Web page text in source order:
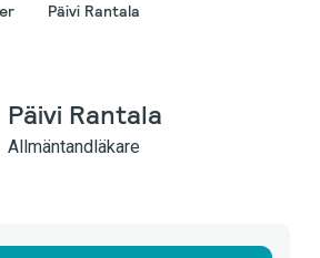
Päivi Rantala
Päivi Rantala
Allmäntandläkare